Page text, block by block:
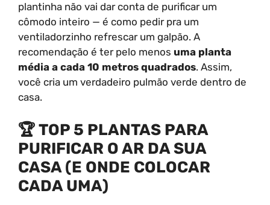
plantinha não vai dar conta de purificar um
cômodo inteiro — é como pedir pra um
ventiladorzinho refrescar um galpão. A
recomendação é ter pelo menos uma planta
média a cada 10 metros quadrados. Assim,
você cria um verdadeiro pulmão verde dentro de
casa.
🏆 TOP 5 PLANTAS PARA
PURIFICAR O AR DA SUA
CASA (E ONDE COLOCAR
CADA UMA)